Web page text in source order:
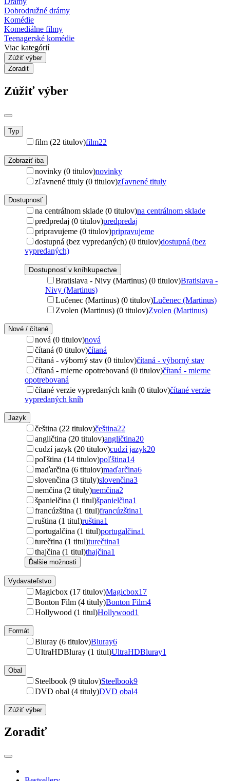
Dobrodružné drámy
Komédie
Komediálne filmy
Teenagerské komédie
Viac kategórií
Zúžiť výber
Zoradiť
Zúžiť výber
Typ
film (22 titulov)film22
Zobraziť iba
novinky (0 titulov)novinky
zľavnené tituly (0 titulov)zľavnené tituly
Dostupnosť
na centrálnom sklade (0 titulov)na centrálnom sklade
predpredaj (0 titulov)predpredaj
pripravujeme (0 titulov)pripravujeme
dostupná (bez vypredaných) (0 titulov)dostupná (bez
vypredaných)
Dostupnosť v kníhkupectve
Bratislava - Nivy (Martinus) (0 titulov)Bratislava -
Nivy (Martinus)
Lučenec (Martinus) (0 titulov)Lučenec (Martinus)
Zvolen (Martinus) (0 titulov)Zvolen (Martinus)
Nové / čítané
nová (0 titulov)nová
čítaná (0 titulov)čítaná
čítaná - výborný stav (0 titulov)čítaná - výborný stav
čítaná - mierne opotrebovaná (0 titulov)čítaná - mierne
opotrebovaná
čítané verzie vypredaných kníh (0 titulov)čítané verzie
vypredaných kníh
Jazyk
čeština (22 titulov)čeština22
angličtina (20 titulov)angličtina20
cudzí jazyk (20 titulov)cudzí jazyk20
poľština (14 titulov)poľština14
maďarčina (6 titulov)maďarčina6
slovenčina (3 tituly)slovenčina3
nemčina (2 tituly)nemčina2
španielčina (1 titul)španielčina1
francúzština (1 titul)francúzština1
ruština (1 titul)ruština1
portugalčina (1 titul)portugalčina1
turečtina (1 titul)turečtina1
thajčina (1 titul)thajčina1
Ďalšie možnosti
Vydavateľstvo
Magicbox (17 titulov)Magicbox17
Bonton Film (4 tituly)Bonton Film4
Hollywood (1 titul)Hollywood1
Formát
Bluray (6 titulov)Bluray6
UltraHDBluray (1 titul)UltraHDBluray1
Obal
Steelbook (9 titulov)Steelbook9
DVD obal (4 tituly)DVD obal4
Zúžiť výber
Zoradiť